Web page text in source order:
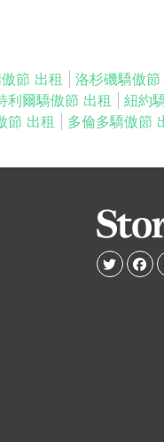
節 出租 洛杉磯驕傲節
利爾驕傲節 出租 紐約
節 出租 多倫多驕傲節